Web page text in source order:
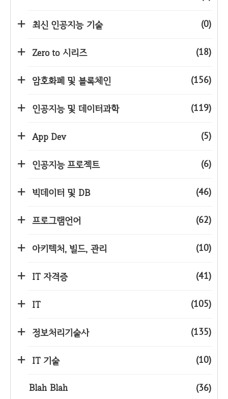
최신 인공지능 기술 (0)
Zero to 시리즈 (18)
암호화폐 및 블록체인 (156)
인공지능 및 데이터과학 (119)
App Dev (5)
인공지능 프로젝트 (6)
빅데이터 및 DB (46)
프로그램언어 (62)
아키텍처, 빌드, 관리 (10)
IT 자격증 (41)
IT (105)
정보처리기술사 (135)
IT 기술 (10)
Blah Blah (36)